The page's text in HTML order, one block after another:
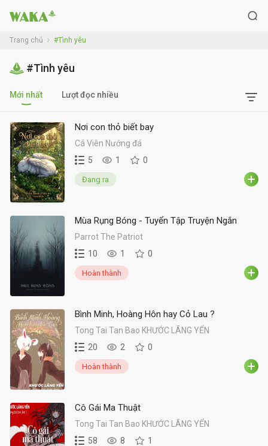
Trang chủ #Tình yêu
#Tình yêu
Mới nhất Lượt đọc nhiều
Nơi con thỏ biết bay
Cá Viên Nướng đá
5
1 0
Đang ra
Mùa Rụng Bóng - Tuyển Tập Truyện Ngắn
Parrot The Patriot
10
1 0
Hoàn thành
Bình Minh, Hoàng Hôn hay Cỏ Lau ?
Tong Tai Tan Bao KHƯỚC LÃNG YỂN
20
2 0
Hoàn thành
Cô Gái Ma Thuật
Tong Tai Tan Bao KHƯỚC LÃNG YỂN
58
8 1